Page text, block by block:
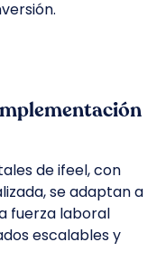
deifeel, con
se adaptan a
fuerza laboral
escalables y